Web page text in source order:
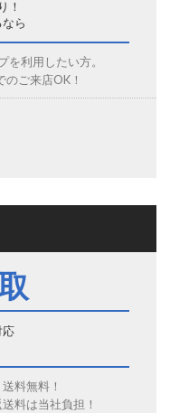
！
ら
を利用したい方。
ご来店OK！
応
料無料！
料は当社負担！